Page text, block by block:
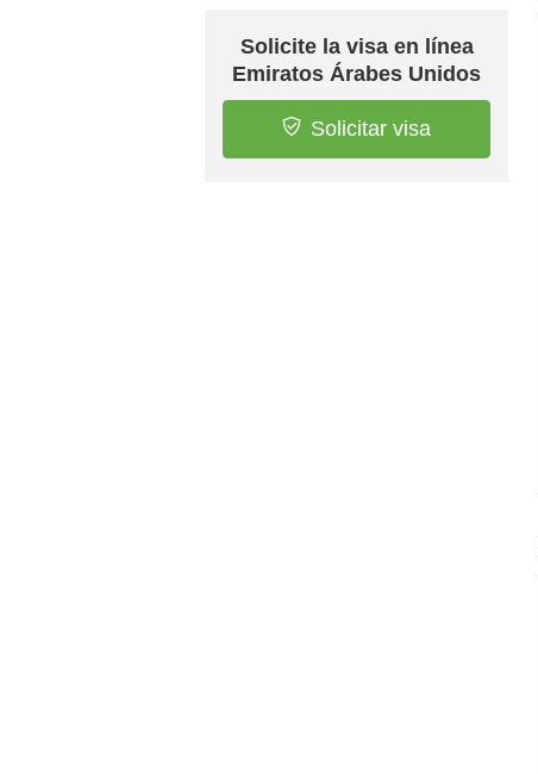
Solicite la visa en línea
Emiratos Árabes Unidos
Solicitar visa